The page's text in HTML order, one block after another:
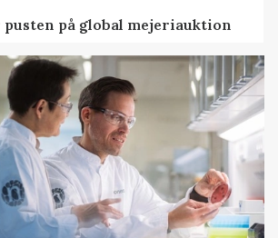
på global mejeriauktion